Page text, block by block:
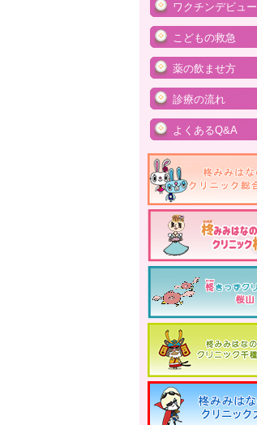
ワクチンデビュー
こどもの救急
薬の飲ませ方
診療の流れ
よくあるQ&A